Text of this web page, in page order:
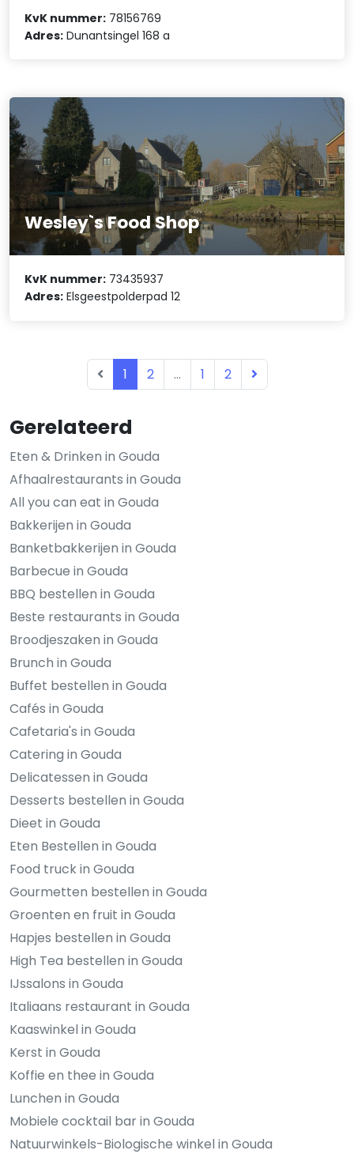
Gerelateerd
Eten & Drinken in Gouda
Afhaalrestaurants in Gouda
All you can eat in Gouda
Bakkerijen in Gouda
Banketbakkerijen in Gouda
Barbecue in Gouda
BBQ bestellen in Gouda
Beste restaurants in Gouda
Broodjeszaken in Gouda
Brunch in Gouda
Buffet bestellen in Gouda
Cafés in Gouda
Cafetaria's in Gouda
Catering in Gouda
Delicatessen in Gouda
Desserts bestellen in Gouda
Dieet in Gouda
Eten Bestellen in Gouda
Food truck in Gouda
Gourmetten bestellen in Gouda
Groenten en fruit in Gouda
Hapjes bestellen in Gouda
High Tea bestellen in Gouda
IJssalons in Gouda
Italiaans restaurant in Gouda
Kaaswinkel in Gouda
Kerst in Gouda
Koffie en thee in Gouda
Lunchen in Gouda
Mobiele cocktail bar in Gouda
Natuurwinkels-Biologische winkel in Gouda
KvK nummer: 78156769
Adres: Dunantsingel 168 a
Wesley`s Food Shop
KvK nummer: 73435937
Adres: Elsgeestpolderpad 12
1 2 ... 1 2